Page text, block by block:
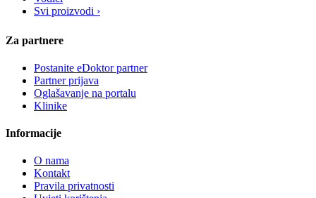
Svi proizvodi ›
Za partnere
Postanite eDoktor partner
Partner prijava
Oglašavanje na portalu
Klinike
Informacije
O nama
Kontakt
Pravila privatnosti